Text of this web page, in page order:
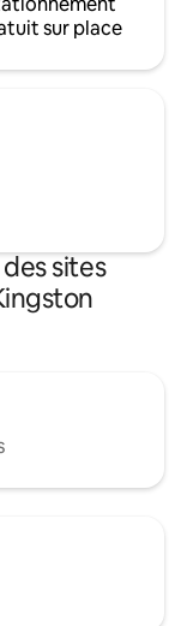
sur place
sites